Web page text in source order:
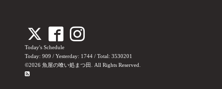
Today's Schedule
Today: 909 / Yesterday: 1744 / Total: 3530201
©2026 魚屋の喰い処まつ田 . All Rights Reserved.